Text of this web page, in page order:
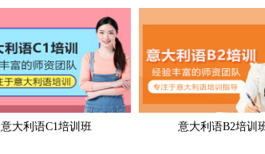
意大利语C1培训班 意大利语B2培训